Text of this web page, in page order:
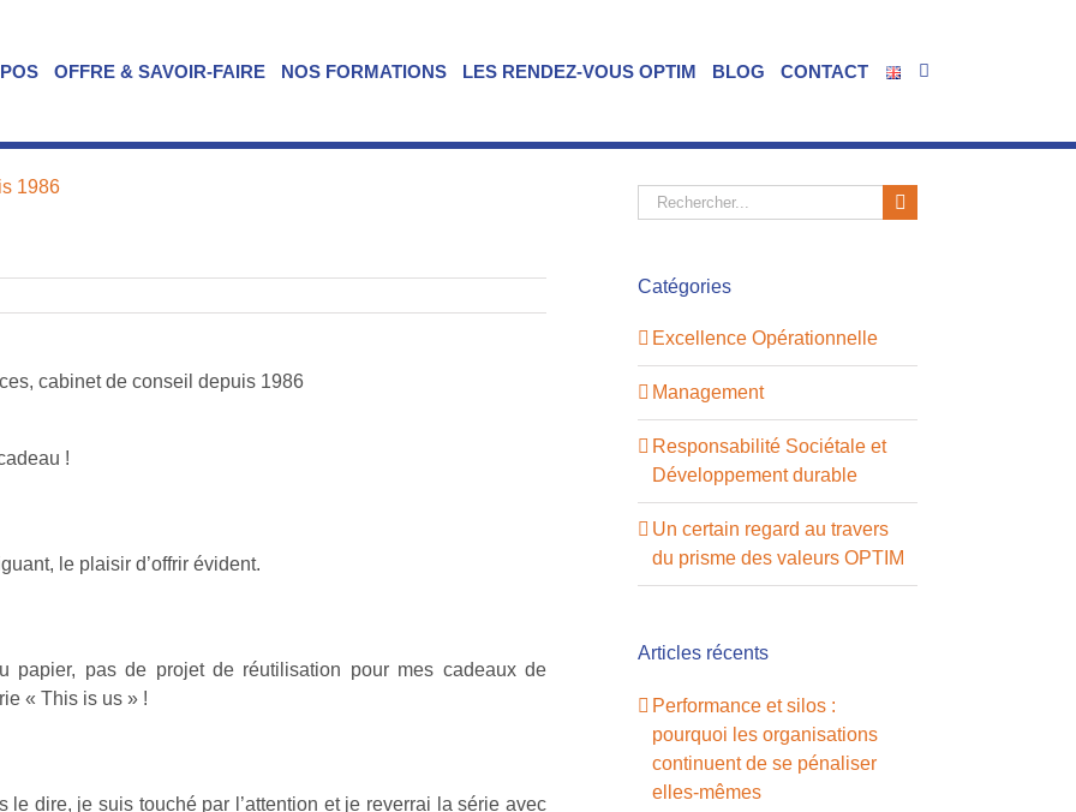
OFFRE & SAVOIR-FAIRE NOS FORMATIONS LES RENDEZ-VOUS OPTIM BLOG CONTACT
!
le plaisir d’offrir évident.
papier, pas de projet de réutilisation pour mes cadeaux de
« This is us » !
le dire, je suis touché par l’attention et je reverrai la série avec
Rechercher:
Catégories
Excellence Opérationnelle
Management
Responsabilité Sociétale et
Développement durable
Un certain regard au travers
du prisme des valeurs OPTIM
Articles récents
Performance et silos :
pourquoi les organisations
continuent de se pénaliser
elles-mêmes